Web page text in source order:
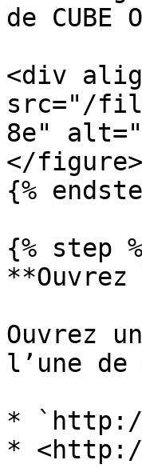
de CUBE
<div
src="/
8e"
</
{%
{% step
**Ouvrez
Ouvrez
l’une de
* `http://
*